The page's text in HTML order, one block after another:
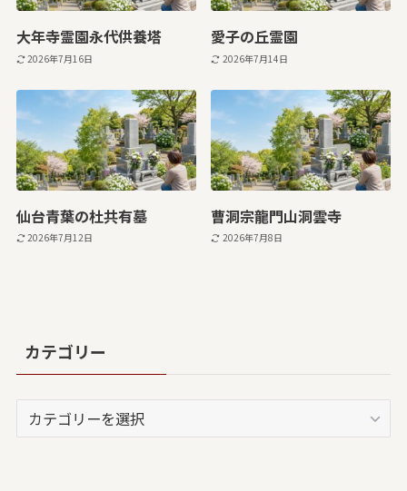
大年寺霊園永代供養塔
2026年7月16日
愛子の丘霊園
2026年7月14日
仙台青葉の杜共有墓
2026年7月12日
曹洞宗龍門山洞雲寺
2026年7月8日
カテゴリー
テ